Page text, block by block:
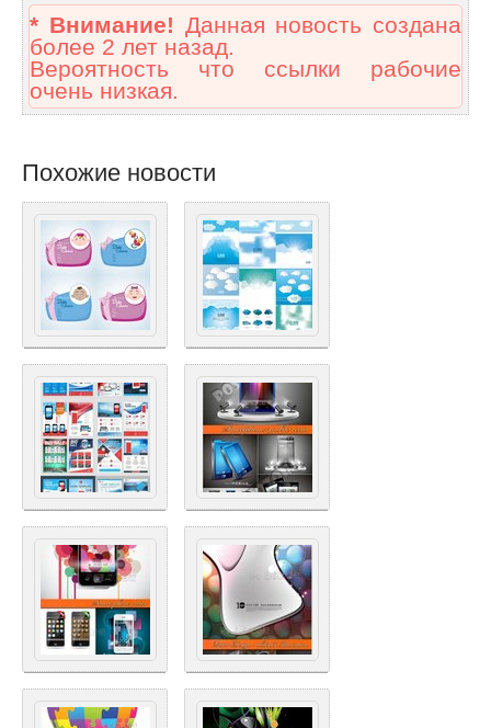
* Внимание! Данная новость создана
более 2 лет назад.
Вероятность что ссылки рабочие
очень низкая.
Похожие новости